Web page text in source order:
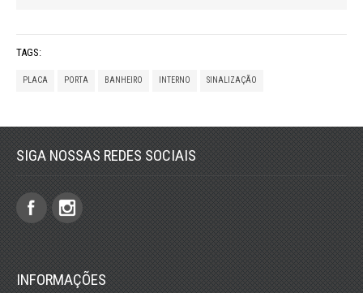
TAGS:
PLACA PORTA BANHEIRO INTERNO SINALIZAÇÃO
SIGA NOSSAS REDES SOCIAIS
INFORMAÇÕES